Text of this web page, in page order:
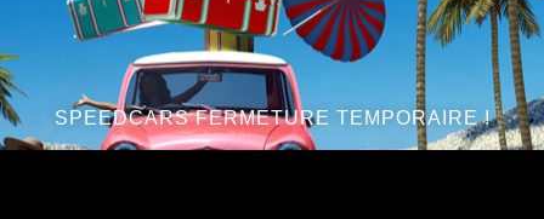
Année du véhicule:à partir de 2009
Série:3.8 V6
SPEEDCARS FERMETURE TEMPORAIRE !